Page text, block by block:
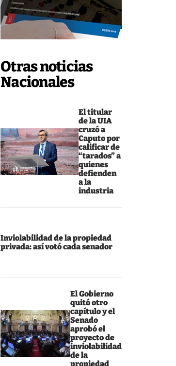
Otras noticias
Nacionales
El titular
de la UIA
cruzó a
Caputo por
calificar de
“tarados” a
quienes
defienden
a la
industria
Inviolabilidad de la propiedad
privada: así votó cada senador
El Gobierno
quitó otro
capítulo y el
Senado
aprobó el
proyecto de
inviolabilidad
de la
propiedad